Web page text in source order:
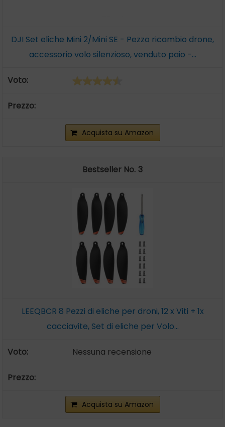
DJI Set eliche Mini 2/Mini SE - Pezzo ricambio drone,
accessorio volo silenzioso, venduto paio -...
Acquista su Amazon
3
LEEQBCR 8 Pezzi di eliche per droni, 12 x Viti + 1x
cacciavite, Set di eliche per Volo...
Nessuna recensione
Acquista su Amazon